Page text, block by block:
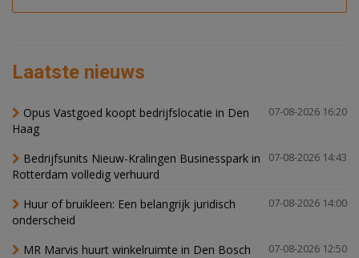
Laatste nieuws
07-08-2026 16:20
Opus Vastgoed koopt bedrijfslocatie in Den
Haag
07-08-2026 14:43
Bedrijfsunits Nieuw-Kralingen Businesspark in
Rotterdam volledig verhuurd
07-08-2026 14:00
Huur of bruikleen: Een belangrijk juridisch
onderscheid
07-08-2026 12:50
MR Marvis huurt winkelruimte in Den Bosch